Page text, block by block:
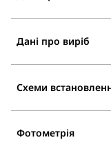
Дані про виріб
Схеми
Фотометрія